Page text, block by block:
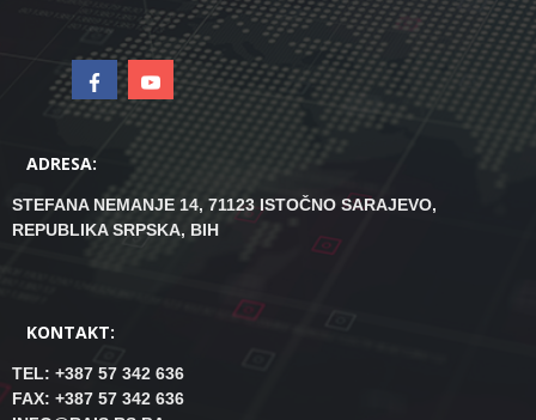
ADRESA:
STEFANA NEMANJE 14, 71123 ISTOČNO SARAJEVO,
REPUBLIKA SRPSKA, BIH
KONTAKT:
TEL: +387 57 342 636
FAX: +387 57 342 636